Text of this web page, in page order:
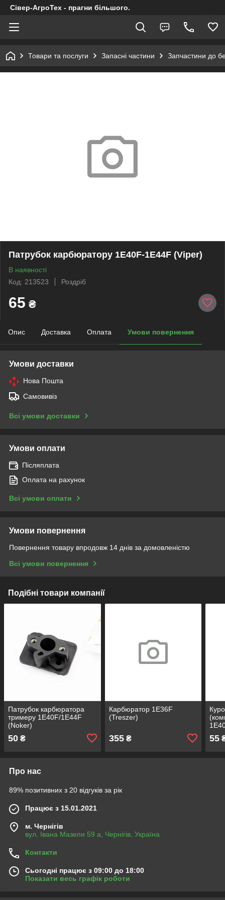
Сівер-АгроТех - прагни більшого.
Товари та послуги Запасні частини Запчастини до
Патрубок карбюратору 1Е40F-1E44F (Viper)
В наявності
Код: 213523
Роздріб
65 ₴
Опис Доставка Оплата Умови повернення
Умови доставки
Нова Пошта
Самовивіз
Всі умови доставки
Умови оплати
Післяплата
Оплата на рахунок
Всі умови оплати
Умови повернення
Повернення товару впродовж 14 днів за домовленістю
Всі умови повернення
Подібні товари компанії
Патрубок карбюратора
тримеру 1Е40F/1E44F
(Noker)
50 ₴
Карбюратор 1Е36F
(Treszer)
355₴ 55
Про нас
89% позитивних з 20 відгуків за рік
Працює з 15.01.2021
м. Чернігів
вул. Івана Мазепи 59 а, Чернігів, Україна
Контакти
Сьогодні працює з 09:00 до 18:00
Показати весь графік роботи